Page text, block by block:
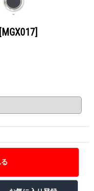
[MGX017]